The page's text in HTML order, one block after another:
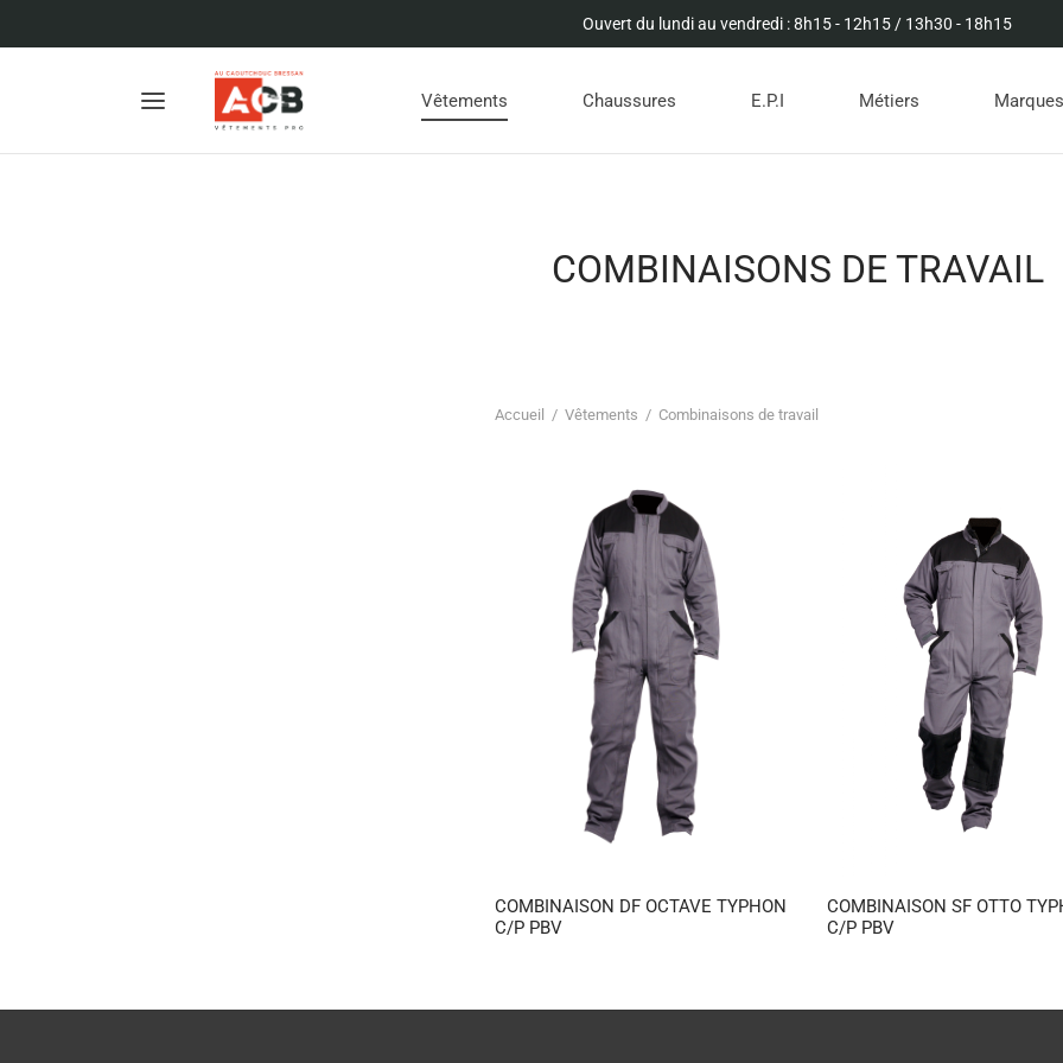
Ouvert du lundi au vendredi : 8h15 - 12h15 / 13h30 - 18h15
Vêtements Chaussures E.P.I Métiers Marques
COMBINAISONS DE TRAVAIL
Accueil / Vêtements / Combinaisons de travail
COMBINAISON DF OCTAVE TYPHON
C/P PBV
COMBINAISON SF OTTO
C/P PBV